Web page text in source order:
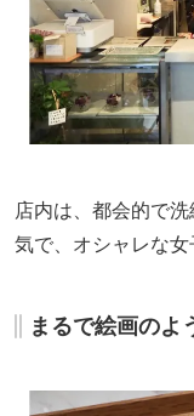
店内は、都会的で
気で、オシャレな女
まるで絵画の